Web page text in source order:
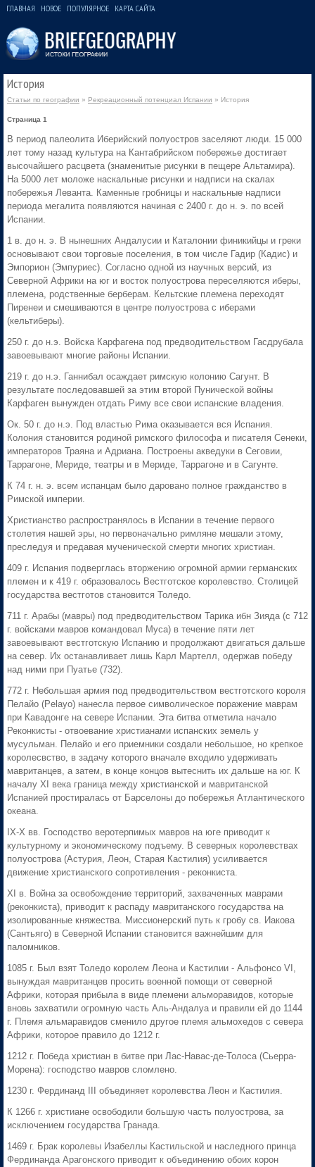
ГЛАВНАЯ НОВОЕ ПОПУЛЯРНОЕ КАРТА САЙТА
История
Статьи по географии » Рекреационный потенциал Испании » История
Страница 1
В период палеолита Иберийский полуостров заселяют люди. 15 000
лет тому назад культура на Кантабрийском побережье достигает
высочайшего расцвета (знаменитые рисунки в пещере Альтамира).
На 5000 лет моложе наскальные рисунки и надписи на скалах
побережья Леванта. Каменные гробницы и наскальные надписи
периода мегалита появляются начиная с 2400 г. до н. э. по всей
Испании.
1 в. до н. э. В нынешних Андалусии и Каталонии финикийцы и греки
основывают свои торговые поселения, в том числе Гадир (Кадис) и
Эмпорион (Эмпуриес). Согласно одной из научных версий, из
Северной Африки на юг и восток полуострова переселяются иберы,
племена, родственные берберам. Кельтские племена переходят
Пиренеи и смешиваются в центре полуострова с иберами
(кельтиберы).
250 г. до н.э. Войска Карфагена под предводительством Гасдрубала
завоевывают многие районы Испании.
219 г. до н.э. Ганнибал осаждает римскую колонию Сагунт. В
результате последовавшей за этим второй Пунической войны
Карфаген вынужден отдать Риму все свои испанские владения.
Ок. 50 г. до н.э. Под властью Рима оказывается вся Испания.
Колония становится родиной римского философа и писателя Сенеки,
императоров Траяна и Адриана. Построены акведуки в Сеговии,
Таррагоне, Мериде, театры и в Мериде, Таррагоне и в Сагунтe.
К 74 г. н. э. всем испанцам было даровано полное гражданство в
Римской империи.
Христианство распространялось в Испании в течение первого
столетия нашей эры, но первоначально римляне мешали этому,
преследуя и предавая мученической смерти многих христиан.
409 г. Испания подверглась вторжению огромной армии германских
племен и к 419 г. образовалось Вестготское королевство. Столицей
государства вестготов становится Толедо.
711 г. Арабы (мавры) под предводительством Тарика ибн Зияда (с 712
г. войсками мавров командовал Муса) в течение пяти лет
завоевывают вестготскую Испанию и продолжают двигаться дальше
на север. Их останавливает лишь Карл Мартелл, одержав победу
над ними при Пуатье (732).
772 г. Небольшая армия под предводительством вестготского короля
Пелайо (Pelayo) нанесла первое символическое поражение маврам
при Кавадонге на севере Испании. Эта битва отметила начало
Реконкисты - отвоевание христианами испанских земель у
мусульман. Пелайо и его приемники создали небольшое, но крепкое
королесвство, в задачу которого вначале входило удерживать
мавританцев, а затем, в конце концов вытеснить их дальше на юг. К
началу XI века граница между христианской и мавританской
Испанией простиралась от Барселоны до побережья Атлантического
океана.
IХ-Х вв. Господство веротерпимых мавров на юге приводит к
культурному и экономическому подъему. В северных королевствах
полуострова (Астурия, Леон, Старая Кастилия) усиливается
движение христианского сопротивления - реконкиста.
XI в. Война за освобождение территорий, захваченных маврами
(реконкиста), приводит к распаду мавританского государства на
изолированные княжества. Миссионерский путь к гробу св. Иакова
(Сантьяго) в Северной Испании становится важнейшим для
паломников.
1085 г. Был взят Толедо королем Леона и Кастилии - Альфонсо VI,
вынуждая мавританцев просить военной помощи от северной
Африки, которая прибыла в виде племени альморавидов, которые
вновь захватили огромную часть Аль-Андалуа и правили ей до 1144
г. Племя альмаравидов сменило другое племя альмохедов с севера
Африки, которое правило до 1212 г.
1212 г. Победа христиан в битве при Лас-Навас-де-Толоса (Сьерра-
Морена): господство мавров сломлено.
1230 г. Фердинанд III объединяет королевства Леон и Кастилия.
К 1266 г. христиане освободили большую часть полуострова, за
исключением государства Гранада.
1469 г. Брак королевы Изабеллы Кастильской и наследного принца
Фердинанда Арагонского приводит к объединению обоих корон